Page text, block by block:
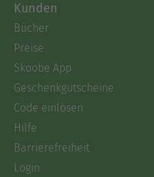
Kunden
Bücher
Preise
Skoobe App
Geschenkgutscheine
Code einlösen
Hilfe
Barrierefreiheit
Login